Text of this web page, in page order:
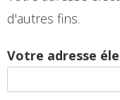
d'autres fins.
Votre adresse